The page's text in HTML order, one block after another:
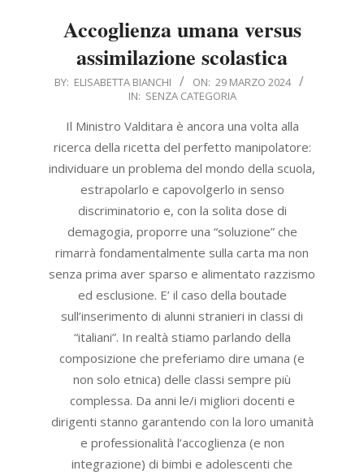
Accoglienza umana versus
assimilazione scolastica
2024-
BY: ELISABETTA BIANCHI ON: 29 MARZO 2024
IN: SENZA CATEGORIA
Il Ministro Valditara è ancora una volta alla
ricerca della ricetta del perfetto manipolatore:
individuare un problema del mondo della scuola,
estrapolarlo e capovolgerlo in senso
discriminatorio e, con la solita dose di
demagogia, proporre una “soluzione” che
rimarrà fondamentalmente sulla carta ma non
senza prima aver sparso e alimentato razzismo
ed esclusione. E’ il caso della boutade
sull’inserimento di alunni stranieri in classi di
“italiani”. In realtà stiamo parlando della
composizione che preferiamo dire umana (e
non solo etnica) delle classi sempre più
complessa. Da anni le/i migliori docenti e
dirigenti stanno garantendo con la loro umanità
e professionalità l’accoglienza (e non
integrazione) di bimbi e adolescenti che